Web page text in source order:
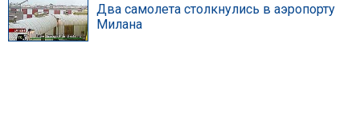
Два самолета столкнулись в аэропорту
Милана